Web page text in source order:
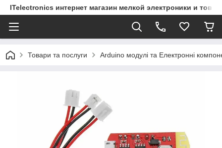
ITelectronics интернет магазин мелкой электроники и
Товари та послуги Arduino модулі та Електронні